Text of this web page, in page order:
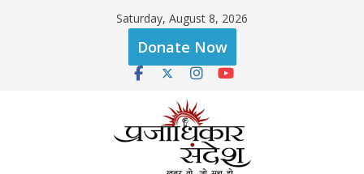
Saturday, August 8, 2026
Donate Now